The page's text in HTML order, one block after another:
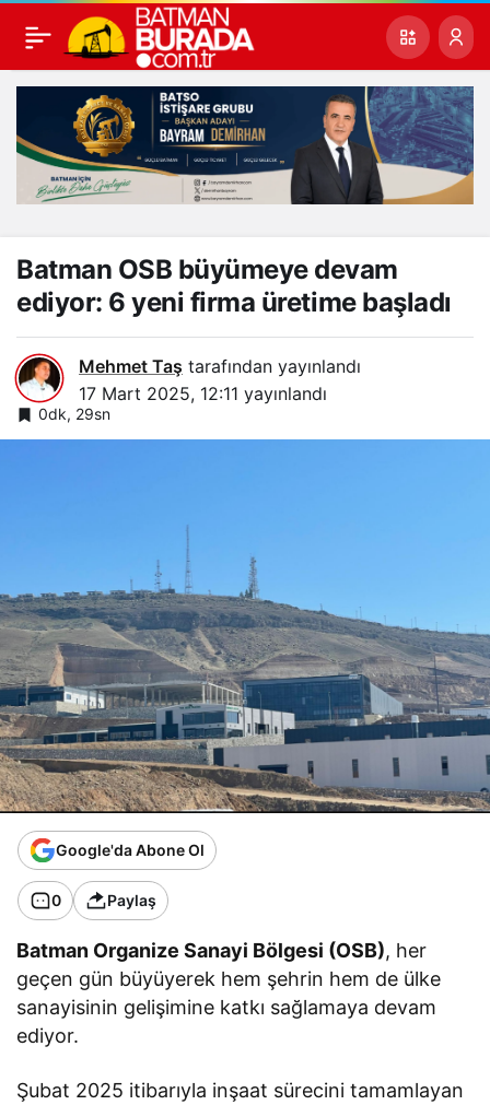
Batman OSB büyümeye devam
ediyor: 6 yeni firma üretime başladı
Mehmet Taş tarafından yayınlandı
17 Mart 2025, 12:11 yayınlandı
0dk, 29sn
Google'da Abone Ol
0 Paylaş
Batman Organize Sanayi Bölgesi (OSB), her
geçen gün büyüyerek hem şehrin hem de ülke
sanayisinin gelişimine katkı sağlamaya devam
ediyor.
Şubat 2025 itibarıyla inşaat sürecini tamamlayan